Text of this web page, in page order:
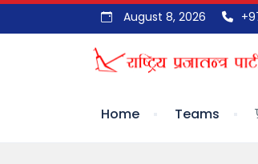
August 8, 2026
Home Teams